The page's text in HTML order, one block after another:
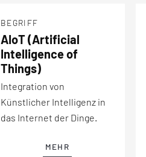
BEGRIFF
AIoT (Artificial
Intelligence of
Things)
Integration von
Künstlicher Intelligenz in
das Internet der Dinge.
MEHR